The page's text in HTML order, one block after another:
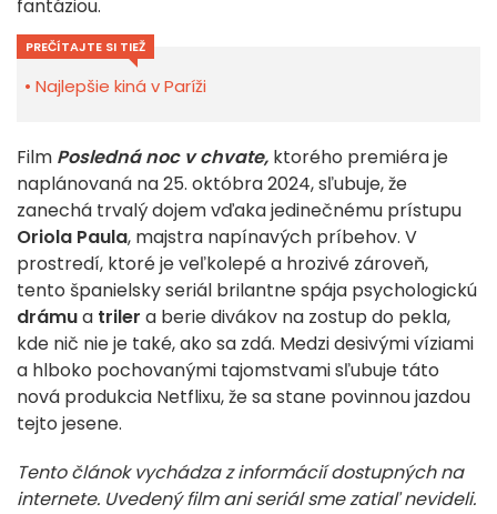
fantáziou.
PREČÍTAJTE SI TIEŽ
Najlepšie kiná v Paríži
Film Posledná noc v chvate, ktorého premiéra je
naplánovaná na 25. októbra 2024, sľubuje, že
zanechá trvalý dojem vďaka jedinečnému prístupu
Oriola Paula, majstra napínavých príbehov. V
prostredí, ktoré je veľkolepé a hrozivé zároveň,
tento španielsky seriál brilantne spája psychologickú
drámua triler a berie divákov na zostup do pekla,
kde nič nie je také, ako sa zdá. Medzi desivými víziami
a hlboko pochovanými tajomstvami sľubuje táto
nová produkcia Netflixu, že sa stane povinnou jazdou
tejto jesene.
Tento článok vychádza z informácií dostupných na
internete. Uvedený film ani seriál sme zatiaľ nevideli.